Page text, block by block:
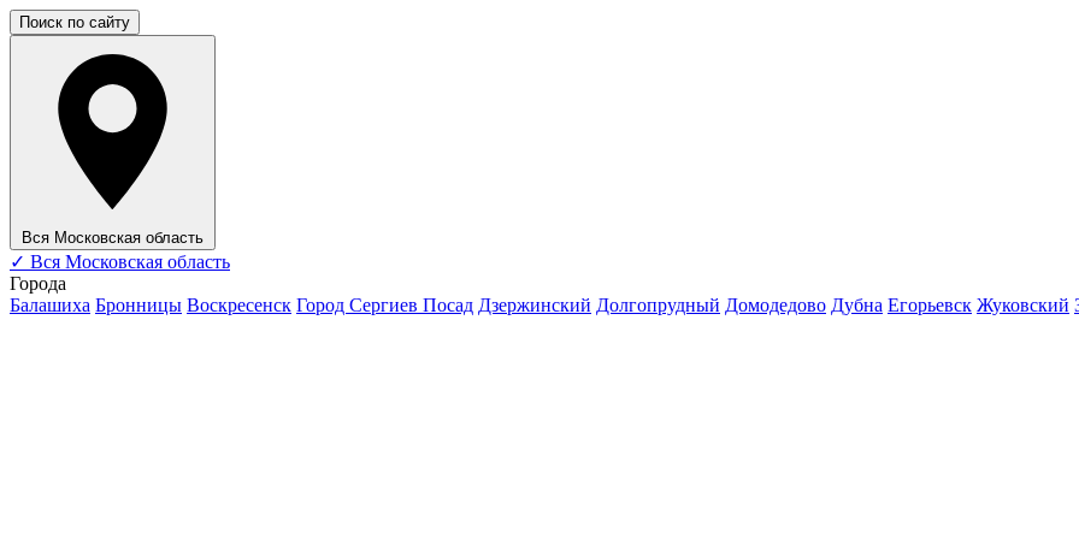
Поиск по сайту
Вся Московская область
✓ Вся Московская область
Города
Балашиха Бронницы Воскресенск Город Сергиев Посад Дзержинский Долгопрудный Домодедово Дубна Егорьевск Жуковский